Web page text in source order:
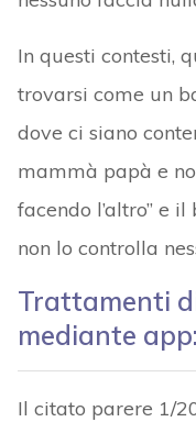
In questi contesti,
trovarsi come un
dove ci siano
mammà papà e
facendo l’altro” e
non lo controlla
Trattamenti
mediante
Il citato parere 1/